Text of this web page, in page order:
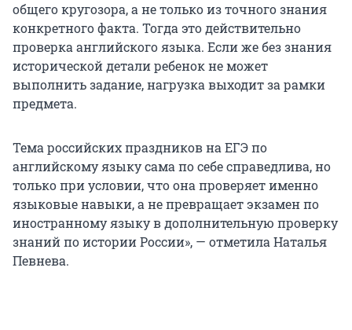
общего кругозора, а не только из точного знания
конкретного факта. Тогда это действительно
проверка английского языка. Если же без знания
исторической детали ребенок не может
выполнить задание, нагрузка выходит за рамки
предмета.
Тема российских праздников на ЕГЭ по
английскому языку сама по себе справедлива, но
только при условии, что она проверяет именно
языковые навыки, а не превращает экзамен по
иностранному языку в дополнительную проверку
знаний по истории России», — отметила Наталья
Певнева.